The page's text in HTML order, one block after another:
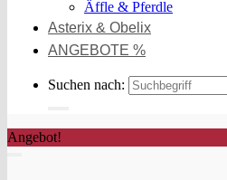
Äffle & Pferdle
Asterix & Obelix
ANGEBOTE %
Suchen nach:
Angebot!